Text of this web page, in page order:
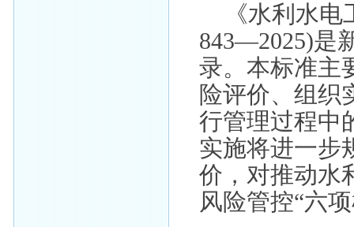
《水利水
843—2025)是
录。本标准主
险评价、组织
行管理过程中
实施将进一步
价，对推动水
风险管控“六